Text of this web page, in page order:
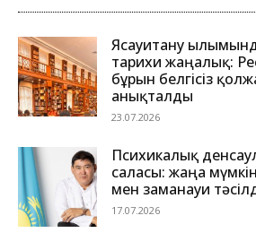
Ясауитану
тарихи жаңалық:
бұрын белгісіз
анықталды
23.07.2026
Психикалық
саласы: жаңа
мен заманауи
17.07.2026